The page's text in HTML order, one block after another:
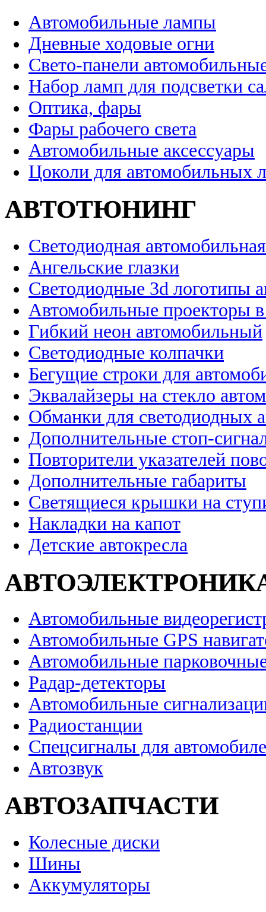
Автомобильные лампы
Дневные ходовые огни
Свето-панели
Набор ламп для подсветки
Оптика, фары
Фары рабочего света
Автомобильные аксессуары
Цоколи для автомобильных
АВТОТЮНИНГ
Светодиодная
Ангельские глазки
Светодиодные 3d логотипы
Автомобильные проекторы
Гибкий неон автомобильный
Светодиодные колпачки
Бегущие строки для
Эквалайзеры на стекло
Обманки для светодиодных
Дополнительные стоп-
Повторители указателей
Дополнительные габариты
Светящиеся крышки на
Накладки на капот
Детские автокресла
Автомобильные
Автомобильные GPS
Автомобильные
Радар-детекторы
Автомобильные
Радиостанции
Спецсигналы для
Автозвук
АВТОЗАПЧАСТИ
Колесные диски
Шины
Аккумуляторы